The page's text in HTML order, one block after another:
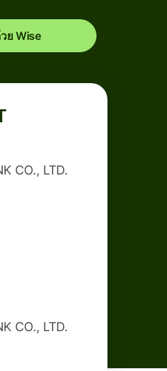
ย Wise
CO., LTD.
CO., LTD.